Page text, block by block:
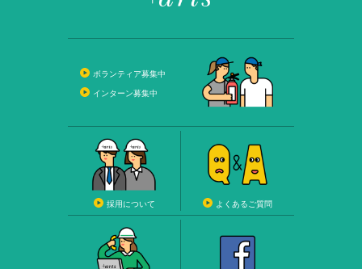
ボランティア募集中
インターン募集中
採用について よくあるご質問